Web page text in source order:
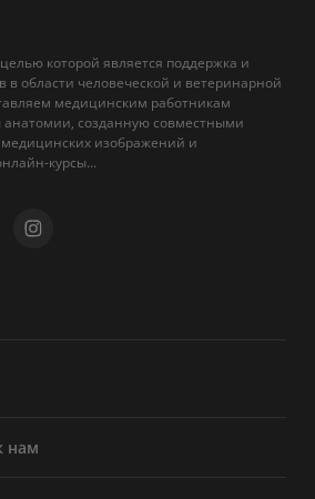
которой является поддержка и
в области человеческой и ветеринарной
медицинским работникам
анатомии, созданную совместными
изображений и
курсы...
нам